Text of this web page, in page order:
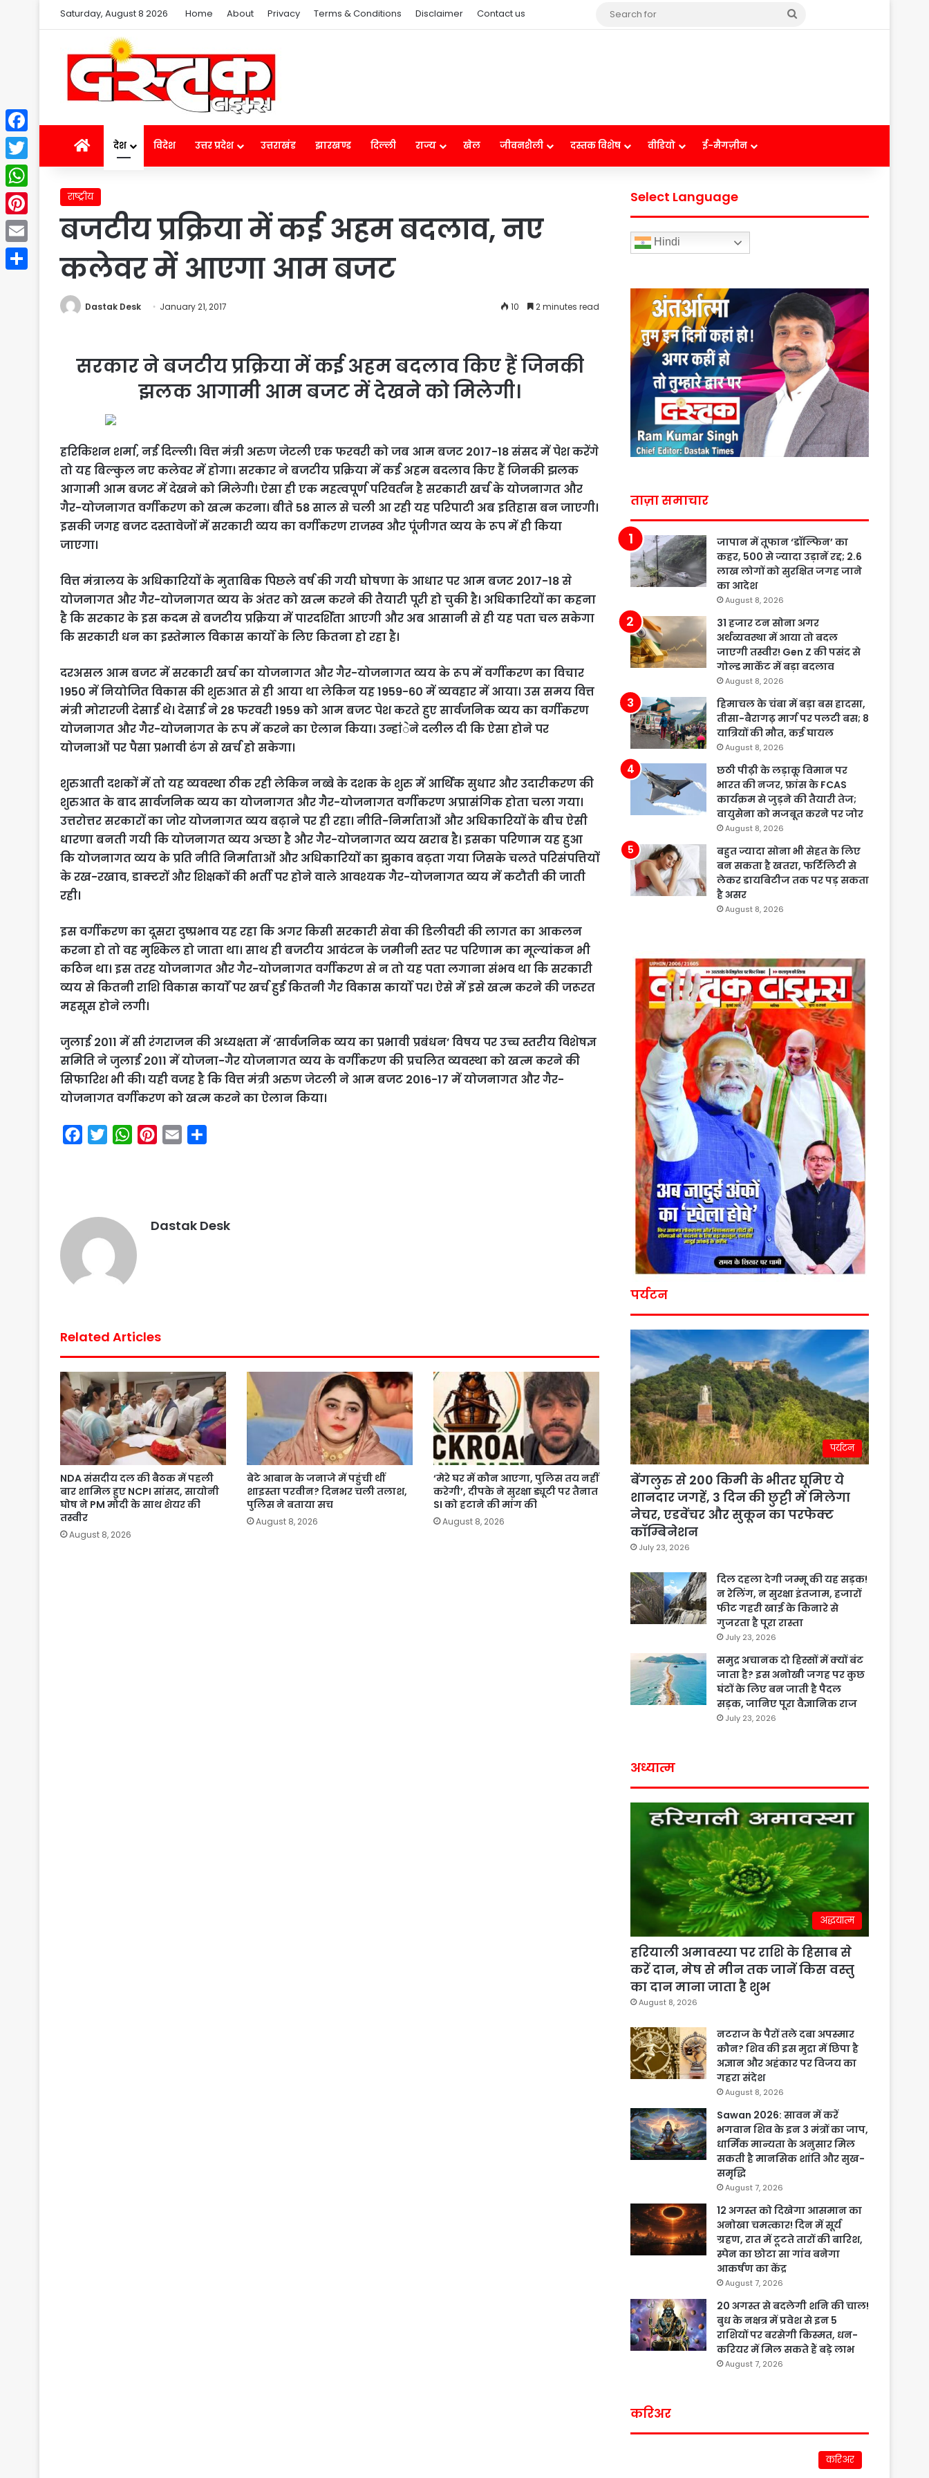
Saturday, August 8 2026 Home About Privacy Terms & Conditions Disclaimer Contact us
Search
Homeदेश विदेश उत्तर प्रदेश उत्तराखंड झारखण्ड दिल्ली राज्य खेल जीवनशैली दस्तक विशेष वीडियो ई-मैगज़ीन
राष्ट्रीय
बजटीय प्रक्रिया में कई अहम बदलाव, नए
कलेवर में आएगा आम बजट
Dastak Desk January 21, 2017 10 2 minutes read
सरकार ने बजटीय प्रक्रिया में कई अहम बदलाव किए हैं जिनकी
झलक आगामी आम बजट में देखने को मिलेगी।
हरिकिशन शर्मा, नई दिल्ली। वित्त मंत्री अरुण जेटली एक फरवरी को जब आम बजट 2017-18 संसद में पेश करेंगे
तो यह बिल्कुल नए कलेवर में होगा। सरकार ने बजटीय प्रक्रिया में कई अहम बदलाव किए हैं जिनकी झलक
आगामी आम बजट में देखने को मिलेगी। ऐसा ही एक महत्वपूर्ण परिवर्तन है सरकारी खर्च के योजनागत और
गैर-योजनागत वर्गीकरण को खत्म करना। बीते 58 साल से चली आ रही यह परिपाटी अब इतिहास बन जाएगी।
इसकी जगह बजट दस्तावेजों में सरकारी व्यय का वर्गीकरण राजस्व और पूंजीगत व्यय के रूप में ही किया
जाएगा।
वित्त मंत्रालय के अधिकारियों के मुताबिक पिछले वर्ष की गयी घोषणा के आधार पर आम बजट 2017-18 से
योजनागत और गैर-योजनागत व्यय के अंतर को खत्म करने की तैयारी पूरी हो चुकी है। अधिकारियों का कहना
है कि सरकार के इस कदम से बजटीय प्रक्रिया में पारदर्शिता आएगी और अब आसानी से ही यह पता चल सकेगा
कि सरकारी धन का इस्तेमाल विकास कार्यो के लिए कितना हो रहा है।
दरअसल आम बजट में सरकारी खर्च का योजनागत और गैर-योजनागत व्यय के रूप में वर्गीकरण का विचार
1950 में नियोजित विकास की शुरुआत से ही आया था लेकिन यह 1959-60 में व्यवहार में आया। उस समय वित्त
मंत्री मोरारजी देसाई थे। देसाई ने 28 फरवरी 1959 को आम बजट पेश करते हुए सार्वजनिक व्यय का वर्गीकरण
योजनागत और गैर-योजनागत के रूप में करने का ऐलान किया। उन्हांेने दलील दी कि ऐसा होने पर
योजनाओं पर पैसा प्रभावी ढंग से खर्च हो सकेगा।
शुरुआती दशकों में तो यह व्यवस्था ठीक रही लेकिन नब्बे के दशक के शुरु में आर्थिक सुधार और उदारीकरण की
शुरुआत के बाद सार्वजनिक व्यय का योजनागत और गैर-योजनागत वर्गीकरण अप्रासंगिक होता चला गया।
उत्तरोत्तर सरकारों का जोर योजनागत व्यय बढ़ाने पर ही रहा। नीति-निर्माताओं और अधिकारियों के बीच ऐसी
धारणा बनती गयी कि योजनागत व्यय अच्छा है और गैर-योजनागत व्यय खराब है। इसका परिणाम यह हुआ
कि योजनागत व्यय के प्रति नीति निर्माताओं और अधिकारियों का झुकाव बढ़ता गया जिसके चलते परिसंपत्तियों
के रख-रखाव, डाक्टरों और शिक्षकों की भर्ती पर होने वाले आवश्यक गैर-योजनागत व्यय में कटौती की जाती
रही।
इस वर्गीकरण का दूसरा दुष्प्रभाव यह रहा कि अगर किसी सरकारी सेवा की डिलीवरी की लागत का आकलन
करना हो तो वह मुश्किल हो जाता था। साथ ही बजटीय आवंटन के जमीनी स्तर पर परिणाम का मूल्यांकन भी
कठिन था। इस तरह योजनागत और गैर-योजनागत वर्गीकरण से न तो यह पता लगाना संभव था कि सरकारी
व्यय से कितनी राशि विकास कार्याें पर खर्च हुई कितनी गैर विकास कार्यो पर। ऐसे में इसे खत्म करने की जरूरत
महसूस होने लगी।
जुलाई 2011 में सी रंगराजन की अध्यक्षता में ‘सार्वजनिक व्यय का प्रभावी प्रबंधन’ विषय पर उच्च स्तरीय विशेषज्ञ
समिति ने जुलाई 2011 में योजना-गैर योजनागत व्यय के वर्गीकरण की प्रचलित व्यवस्था को खत्म करने की
सिफारिश भी की। यही वजह है कि वित्त मंत्री अरुण जेटली ने आम बजट 2016-17 में योजनागत और गैर-
योजनागत वर्गीकरण को खत्म करने का ऐलान किया।
o
k
r
W
p
p
r
Dastak Desk
Related Articles
NDA संसदीय दल की बैठक में पहली
बार शामिल हुए NCPI सांसद, सायोनी
घोष ने PM मोदी के साथ शेयर की
तस्वीर
August 8, 2026
बेटे आबान के जनाजे में पहुंची थीं
शाइस्ता परवीन? दिनभर चली तलाश,
पुलिस ने बताया सच
August 8, 2026
‘मेरे घर में कौन आएगा, पुलिस तय नहीं
करेगी’, दीपके ने सुरक्षा ड्यूटी पर तैनात
SI को हटाने की मांग की
August 8, 2026
Select Language
Hindi
ताज़ा समाचार
जापान में तूफान ‘डॉल्फिन’ का
कहर, 500 से ज्यादा उड़ानें रद्द; 2.6
लाख लोगों को सुरक्षित जगह जाने
का आदेश
August 8, 2026
31 हजार टन सोना अगर
अर्थव्यवस्था में आया तो बदल
जाएगी तस्वीर! Gen Z की पसंद से
गोल्ड मार्केट में बड़ा बदलाव
August 8, 2026
हिमाचल के चंबा में बड़ा बस हादसा,
तीसा-बैरागढ़ मार्ग पर पलटी बस; 8
यात्रियों की मौत, कई घायल
August 8, 2026
छठी पीढ़ी के लड़ाकू विमान पर
भारत की नजर, फ्रांस के FCAS
कार्यक्रम से जुड़ने की तैयारी तेज;
वायुसेना को मजबूत करने पर जोर
August 8, 2026
बहुत ज्यादा सोना भी सेहत के लिए
बन सकता है खतरा, फर्टिलिटी से
लेकर डायबिटीज तक पर पड़ सकता
है असर
August 8, 2026
पर्यटन
पर्यटन
बेंगलुरु से 200 किमी के भीतर घूमिए ये
शानदार जगहें, 3 दिन की छुट्टी में मिलेगा
नेचर, एडवेंचर और सुकून का परफेक्ट
कॉम्बिनेशन
July 23, 2026
दिल दहला देगी जम्मू की यह सड़क!
न रेलिंग, न सुरक्षा इंतजाम, हजारों
फीट गहरी खाई के किनारे से
गुजरता है पूरा रास्ता
July 23, 2026
समुद्र अचानक दो हिस्सों में क्यों बंट
जाता है? इस अनोखी जगह पर कुछ
घंटों के लिए बन जाती है पैदल
सड़क, जानिए पूरा वैज्ञानिक राज
July 23, 2026
अध्यात्म
अद्धयात्म
हरियाली अमावस्या पर राशि के हिसाब से
करें दान, मेष से मीन तक जानें किस वस्तु
का दान माना जाता है शुभ
August 8, 2026
नटराज के पैरों तले दबा अपस्मार
कौन? शिव की इस मुद्रा में छिपा है
अज्ञान और अहंकार पर विजय का
गहरा संदेश
August 8, 2026
Sawan 2026: सावन में करें
भगवान शिव के इन 3 मंत्रों का जाप,
धार्मिक मान्यता के अनुसार मिल
सकती है मानसिक शांति और सुख-
समृद्धि
August 7, 2026
12 अगस्त को दिखेगा आसमान का
अनोखा चमत्कार! दिन में सूर्य
ग्रहण, रात में टूटते तारों की बारिश,
स्पेन का छोटा सा गांव बनेगा
आकर्षण का केंद्र
August 7, 2026
20 अगस्त से बदलेगी शनि की चाल!
बुध के नक्षत्र में प्रवेश से इन 5
राशियों पर बरसेगी किस्मत, धन-
करियर में मिल सकते हैं बड़े लाभ
August 7, 2026
करिअर
करिअर
Facebook
Twitter
WhatsApp
Pinterest
Email